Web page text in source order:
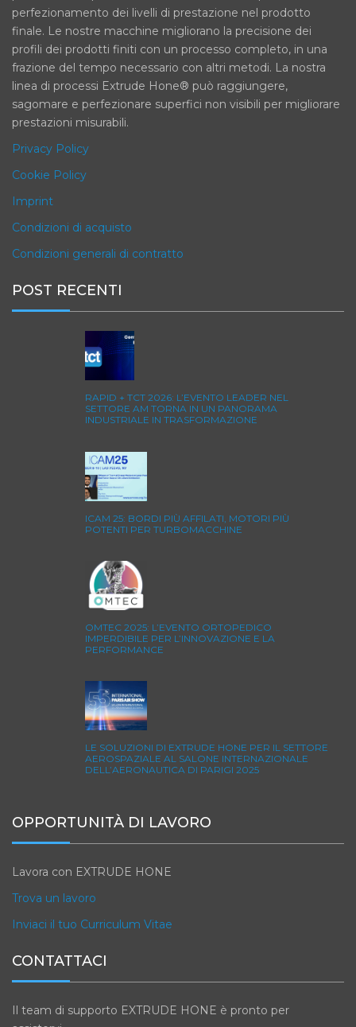
perfezionamento dei livelli di prestazione nel prodotto
finale. Le nostre macchine migliorano la precisione dei
profili dei prodotti finiti con un processo completo, in una
frazione del tempo necessario con altri metodi. La nostra
linea di processi Extrude Hone® può raggiungere,
sagomare e perfezionare superfici non visibili per migliorare
prestazioni misurabili.
Privacy Policy
Cookie Policy
Imprint
Condizioni di acquisto
Condizioni generali di contratto
POST RECENTI
RAPID + TCT 2026: L’EVENTO LEADER NEL
SETTORE AM TORNA IN UN PANORAMA
INDUSTRIALE IN TRASFORMAZIONE
ICAM 25: BORDI PIÙ AFFILATI, MOTORI PIÙ
POTENTI PER TURBOMACCHINE
OMTEC 2025: L’EVENTO ORTOPEDICO
IMPERDIBILE PER L’INNOVAZIONE E LA
PERFORMANCE
LE SOLUZIONI DI EXTRUDE HONE PER IL SETTORE
AEROSPAZIALE AL SALONE INTERNAZIONALE
DELL’AERONAUTICA DI PARIGI 2025
OPPORTUNITÀ DI LAVORO
Lavora con EXTRUDE HONE
Trova un lavoro
Inviaci il tuo Curriculum Vitae
CONTATTACI
Il team di supporto EXTRUDE HONE è pronto per